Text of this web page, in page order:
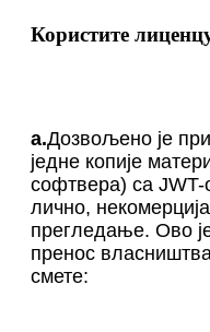
Користите
a.Дозвољено је
једне копије
софтвера) са
лично,
прегледање. Ово
пренос
смете: